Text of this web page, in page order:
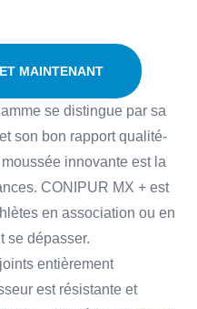
MAINTENANT
se distingue par sa
son bon rapport qualité-
innovante est la
CONIPUR MX + est
en association ou en
se dépasser.
entièrement
est résistante et